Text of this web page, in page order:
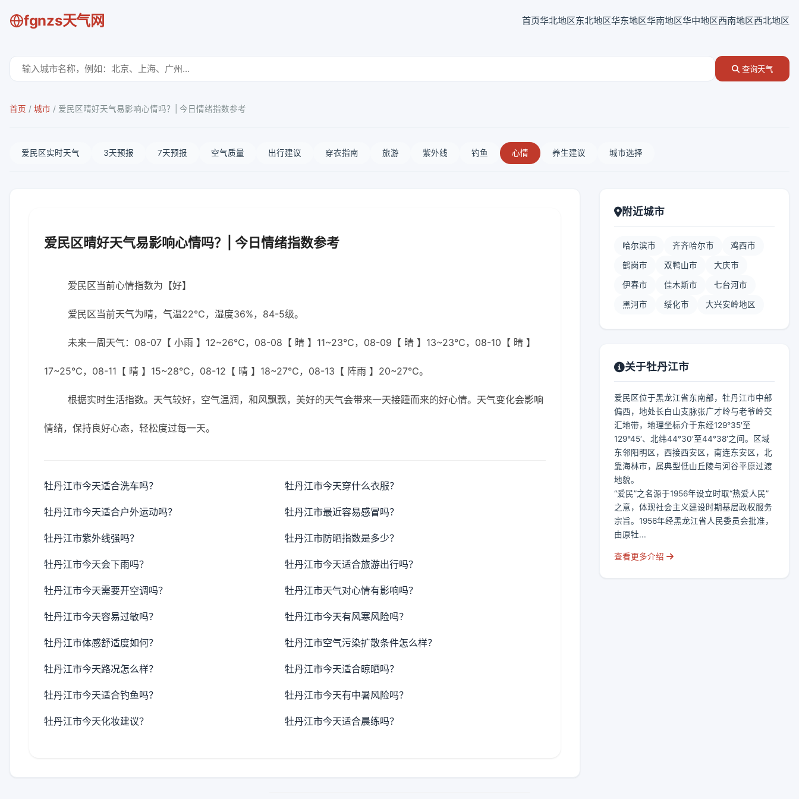
fgnzs天气网 首页华北地区东北地区华东地区华南地区华中地区西南地区西北地区
查询天气
首页 / 城市 / 爱民区晴好天气易影响心情吗？| 今日情绪指数参考
爱民区实时天气 3天预报 7天预报 空气质量 出行建议 穿衣指南 旅游 紫外线 钓鱼 心情 养生建议 城市选择
爱民区晴好天气易影响心情吗？| 今日情绪指数参考
爱民区当前心情指数为【好】
爱民区当前天气为晴，气温22℃，湿度36%，84-5级。
未来一周天气：08-07【 小雨 】12~26℃，08-08【 晴 】11~23℃，08-09【 晴 】13~23℃，08-10【 晴 】
17~25℃，08-11【 晴 】15~28℃，08-12【 晴 】18~27℃，08-13【 阵雨 】20~27℃。
根据实时生活指数。天气较好，空气温润，和风飘飘，美好的天气会带来一天接踵而来的好心情。天气变化会影响
情绪，保持良好心态，轻松度过每一天。
牡丹江市今天适合洗车吗？ 牡丹江市今天穿什么衣服？
牡丹江市今天适合户外运动吗？ 牡丹江市最近容易感冒吗？
牡丹江市紫外线强吗？ 牡丹江市防晒指数是多少？
牡丹江市今天会下雨吗？ 牡丹江市今天适合旅游出行吗？
牡丹江市今天需要开空调吗？ 牡丹江市天气对心情有影响吗？
牡丹江市今天容易过敏吗？ 牡丹江市今天有风寒风险吗？
牡丹江市体感舒适度如何？ 牡丹江市空气污染扩散条件怎么样？
牡丹江市今天路况怎么样？ 牡丹江市今天适合晾晒吗？
牡丹江市今天适合钓鱼吗？ 牡丹江市今天有中暑风险吗？
牡丹江市今天化妆建议？ 牡丹江市今天适合晨练吗？
附近城市
哈尔滨市 齐齐哈尔市 鸡西市
鹤岗市 双鸭山市 大庆市
伊春市 佳木斯市 七台河市
黑河市 绥化市 大兴安岭地区
关于牡丹江市
爱民区位于黑龙江省东南部，牡丹江市中部
偏西，地处长白山支脉张广才岭与老爷岭交
汇地带，地理坐标介于东经129°35′至
129°45′、北纬44°30′至44°38′之间。区域
东邻阳明区，西接西安区，南连东安区，北
靠海林市，属典型低山丘陵与河谷平原过渡
地貌。
“爱民”之名源于1956年设立时取“热爱人民”
之意，体现社会主义建设时期基层政权服务
宗旨。1956年经黑龙江省人民委员会批准，
由原牡...
查看更多介绍